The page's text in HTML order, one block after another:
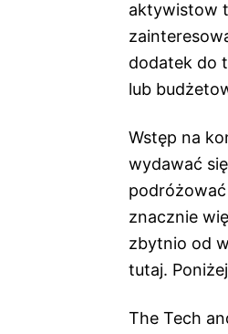
aktywistow
dodatek do
lub
Wstęp na
wydawać
znacznie
zbytnio od
tutaj.
The Tech